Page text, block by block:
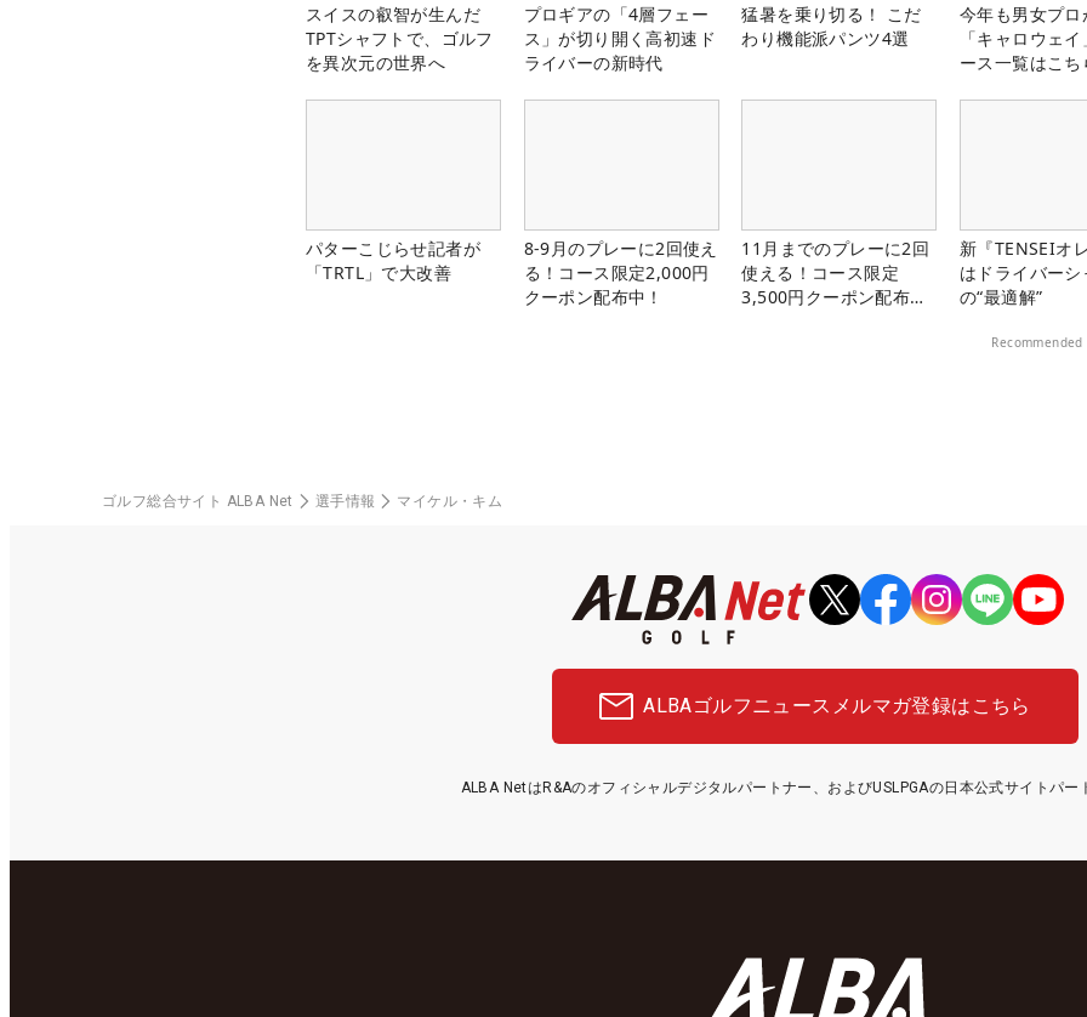
スイスの叡智が生んだ
TPTシャフトで、ゴルフ
を異次元の世界へ
プロギアの「4層フェー
ス」が切り開く高初速ド
ライバーの新時代
猛暑を乗り切る！ こだ
わり機能派パンツ4選
今年も男女プロ
「キャロウェ
ース一覧はこち
パターこじらせ記者が
「TRTL」で大改善
8-9月のプレーに2回使え
る！コース限定2,000円
クーポン配布中！
11月までのプレーに2回
使える！コース限定
3,500円クーポン配布
新『TENSEIオ
はドライバーシ
の“最適解”
Recommended
ゴルフ総合サイト ALBA Net 選手情報 マイケル・キム
ALBAゴルフニュース メルマガ登録はこちら
ALBA NetはR&Aのオフィシャルデジタルパートナー、およびUSLPGAの日本公式サイトパー